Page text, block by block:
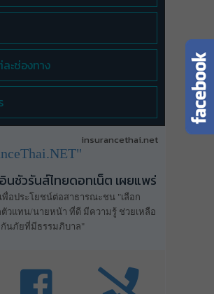
ะช่องทาง
insurancethai.net
นชัวรันส์ไทยดอทเน็ต เผยแพร่
อประโยชน์ต่อสาธารณะชน "เลือก
วแทน/นายหน้า ที่ดี มีความรู้ ช่วยเหลือ
กันภัยที่มีธรรมภิบาล"